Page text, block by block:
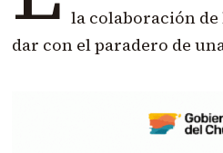
la colaboración
dar con el paradero de